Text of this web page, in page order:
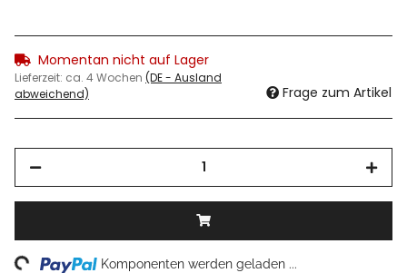
Momentan nicht auf Lager
Lieferzeit: ca. 4 Wochen (DE - Ausland
abweichend)
Frage zum Artikel
Komponenten werden geladen ...